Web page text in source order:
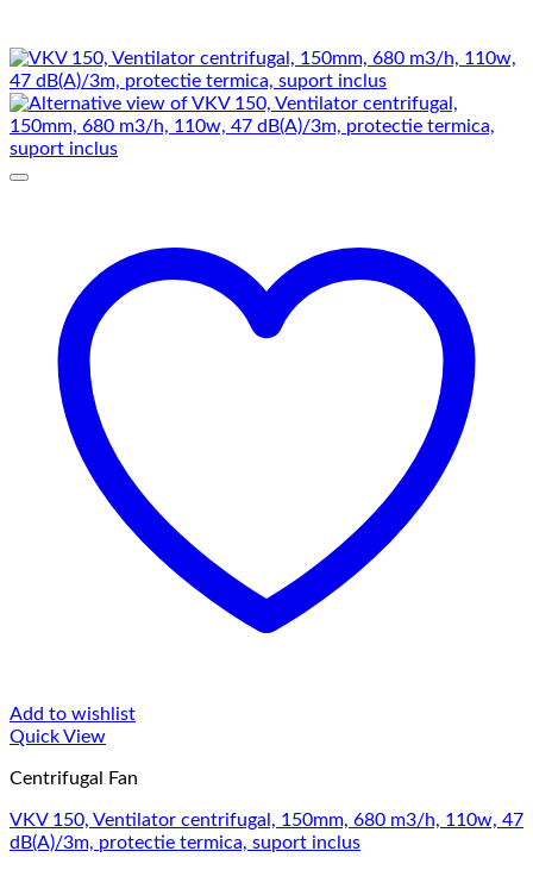
Add to wishlist
Quick View
Centrifugal Fan
VKV 150, Ventilator centrifugal, 150mm, 680 m3/h, 110w, 47
dB(A)/3m, protectie termica, suport inclus